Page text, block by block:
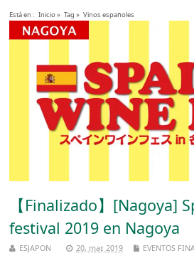
Está en : Inicio» Tag » Vinos españoles
【Finalizado】[Nagoya]
festival 2019 en Nagoya
ESJAPON 20, mar, 2019 EVENTOS